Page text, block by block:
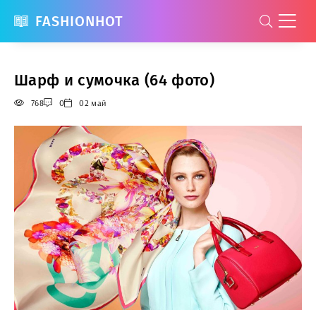
FASHIONHOT
Шарф и сумочка (64 фото)
768 0 02 май